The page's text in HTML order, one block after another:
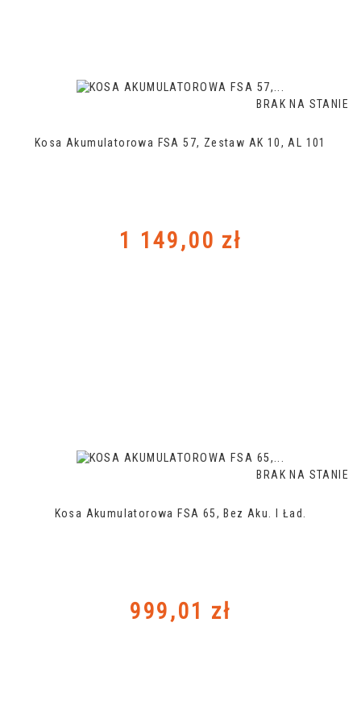
BRAK NA STANIE
Kosa Akumulatorowa FSA 57, Zestaw AK 10, AL 101
Cena
1 149,00 zł
BRAK NA STANIE
Kosa Akumulatorowa FSA 65, Bez Aku. I Ład.
Cena
999,01 zł